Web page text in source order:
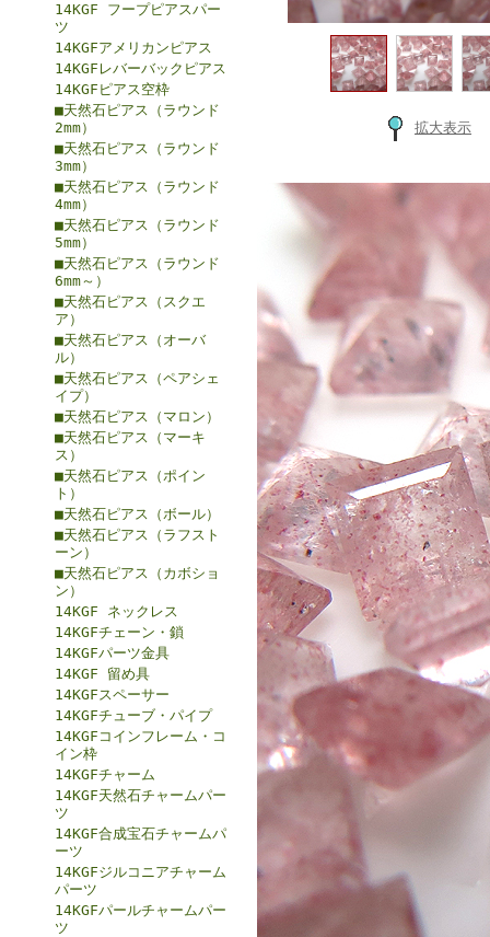
14KGF フープピアスパー
ツ
14KGFアメリカンピアス
14KGFレバーバックピアス
14KGFピアス空枠
■天然石ピアス（ラウンド
2mm）
■天然石ピアス（ラウンド
3mm）
■天然石ピアス（ラウンド
4mm）
■天然石ピアス（ラウンド
5mm）
■天然石ピアス（ラウンド
6mm～）
■天然石ピアス（スクエ
ア）
■天然石ピアス（オーバ
ル）
■天然石ピアス（ペアシェ
イプ）
■天然石ピアス（マロン）
■天然石ピアス（マーキ
ス）
■天然石ピアス（ポイン
ト）
■天然石ピアス（ボール）
■天然石ピアス（ラフスト
ーン）
■天然石ピアス（カボショ
ン）
14KGF ネックレス
14KGFチェーン・鎖
14KGFパーツ金具
14KGF 留め具
14KGFスペーサー
14KGFチューブ・パイプ
14KGFコインフレーム・コ
イン枠
14KGFチャーム
14KGF天然石チャームパー
ツ
14KGF合成宝石チャームパ
ーツ
14KGFジルコニアチャーム
パーツ
14KGFパールチャームパー
ツ
拡大表示